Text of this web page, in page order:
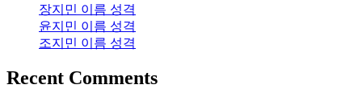
장지민 이름 성격
윤지민 이름 성격
조지민 이름 성격
Recent Comments